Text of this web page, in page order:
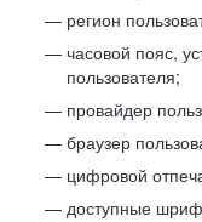
регион
часовой пояс,
пользователя;
провайдер
браузер
цифровой
доступные